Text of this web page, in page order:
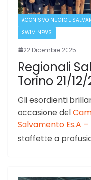
AGONISMO NUOTO E
SWIM NEWS
22 Dicembre 2025
Regionali
Torino 21/
Gli esordienti
occasione del
Salvamento Es.A –
staffette a